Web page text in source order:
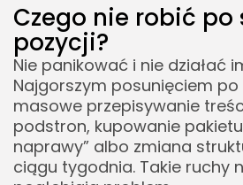
Czego nie robić po
pozycji?
Nie panikować i nie działać
Najgorszym posunięciem
masowe przepisywanie
podstron, kupowanie pakietu
naprawy” albo zmiana
ciągu tygodnia. Takie ruchy